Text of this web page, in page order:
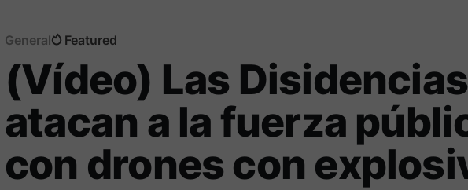
General Featured
(Vídeo) Las Disidencias
atacan a la fuerza
con drones con